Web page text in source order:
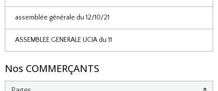
assemblée générale du 12/10/21
ASSEMBLEE GENERALE UCIA du 11
Nos COMMERÇANTS